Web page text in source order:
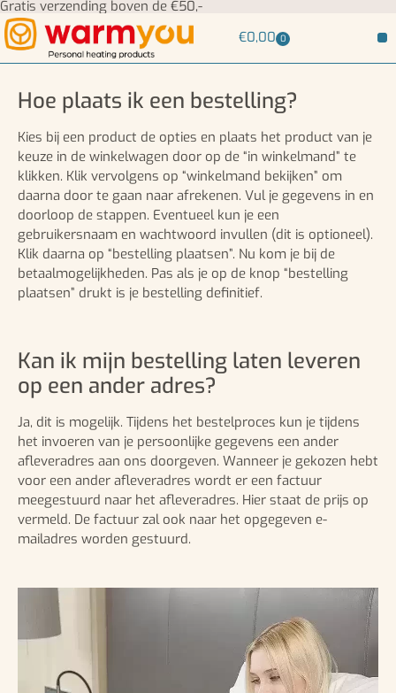
Gratis verzending boven de €50,-
€0,00 0
Hoe plaats ik een bestelling?
Kies bij een product de opties en plaats het product van je
keuze in de winkelwagen door op de “in winkelmand” te
klikken. Klik vervolgens op “winkelmand bekijken” om
daarna door te gaan naar afrekenen. Vul je gegevens in en
doorloop de stappen. Eventueel kun je een
gebruikersnaam en wachtwoord invullen (dit is optioneel).
Klik daarna op “bestelling plaatsen”. Nu kom je bij de
betaalmogelijkheden. Pas als je op de knop “bestelling
plaatsen” drukt is je bestelling definitief.
Kan ik mijn bestelling laten leveren
op een ander adres?
Ja, dit is mogelijk. Tijdens het bestelproces kun je tijdens
het invoeren van je persoonlijke gegevens een ander
afleveradres aan ons doorgeven. Wanneer je gekozen hebt
voor een ander afleveradres wordt er een factuur
meegestuurd naar het afleveradres. Hier staat de prijs op
vermeld. De factuur zal ook naar het opgegeven e-
mailadres worden gestuurd.